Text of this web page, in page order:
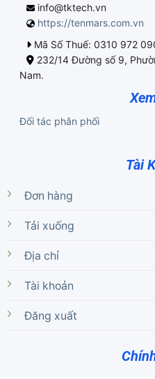
info@tktech.vn
https://tenmars.com.vn
Mã Số Thuế: 0310 972
232/14 Đường số 9,
Nam.
Đối tác phân phối
Tài
Đơn hàng
Tải xuống
Địa chỉ
Tài khoản
Đăng xuất